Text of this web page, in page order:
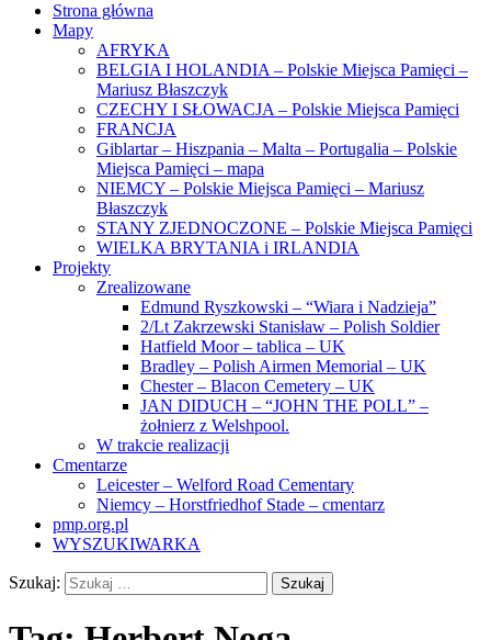
Strona główna
Mapy
AFRYKA
BELGIA I HOLANDIA – Polskie Miejsca Pamięci –
Mariusz Błaszczyk
CZECHY I SŁOWACJA – Polskie Miejsca Pamięci
FRANCJA
Giblartar – Hiszpania – Malta – Portugalia – Polskie
Miejsca Pamięci – mapa
NIEMCY – Polskie Miejsca Pamięci – Mariusz
Błaszczyk
STANY ZJEDNOCZONE – Polskie Miejsca Pamięci
WIELKA BRYTANIA i IRLANDIA
Projekty
Zrealizowane
Edmund Ryszkowski – “Wiara i Nadzieja”
2/Lt Zakrzewski Stanisław – Polish Soldier
Hatfield Moor – tablica – UK
Bradley – Polish Airmen Memorial – UK
Chester – Blacon Cemetery – UK
JAN DIDUCH – “JOHN THE POLL” –
żołnierz z Welshpool.
W trakcie realizacji
Cmentarze
Leicester – Welford Road Cementary
Niemcy – Horstfriedhof Stade – cmentarz
pmp.org.pl
WYSZUKIWARKA
Szukaj: